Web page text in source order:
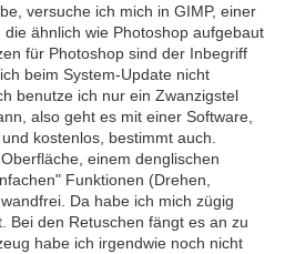
versuche ich mich in GIMP, einer
ähnlich wie Photoshop aufgebaut
für Photoshop sind der Inbegriff
beim System-Update nicht
benutze ich nur ein Zwanzigstel
also geht es mit einer Software,
kostenlos, bestimmt auch.
einem denglischen
Funktionen (Drehen,
Da habe ich mich zügig
Bei den Retuschen fängt es an zu
habe ich irgendwie noch nicht